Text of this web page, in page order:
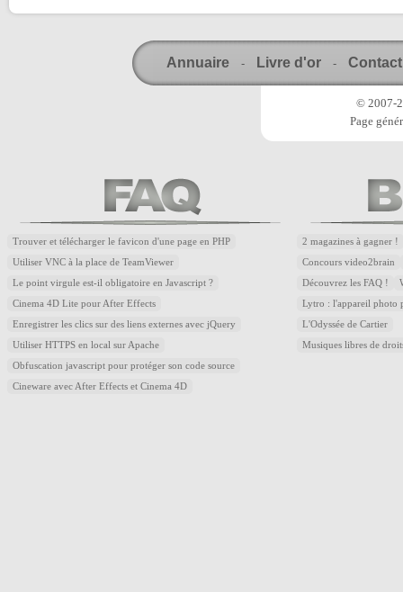
Annuaire - Livre d'or - Contact
© 2007-
Page
Trouver et télécharger le favicon d'une page en PHP
Utiliser VNC à la place de TeamViewer
Le point virgule est-il obligatoire en Javascript ?
Cinema 4D Lite pour After Effects
Enregistrer les clics sur des liens externes avec jQuery
Utiliser HTTPS en local sur Apache
Obfuscation javascript pour protéger son code source
Cineware avec After Effects et Cinema 4D
2 magazines à gagner !
Concours video2brain
Découvrez les FAQ !
Lytro : l'appareil photo
L'Odyssée de Cartier
Musiques libres de